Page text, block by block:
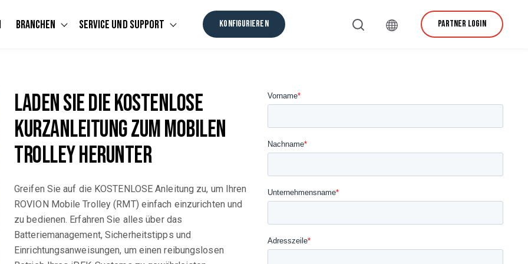
for Software
Branchen Show submenu for Branchen
Service Und Support Show submenu for Service und Support
KONFIGURIEREN PARTNER LOGIN
Laden Sie die KOSTENLOSE
Kurzanleitung zum mobilen
Trolley herunter
Greifen Sie auf die KOSTENLOSE Anleitung zu, um Ihren
ROVION Mobile Trolley (RMT) einfach einzurichten und
zu bedienen. Erfahren Sie alles über das
Batteriemanagement, Sicherheitstipps und
Einrichtungsanweisungen, um einen reibungslosen